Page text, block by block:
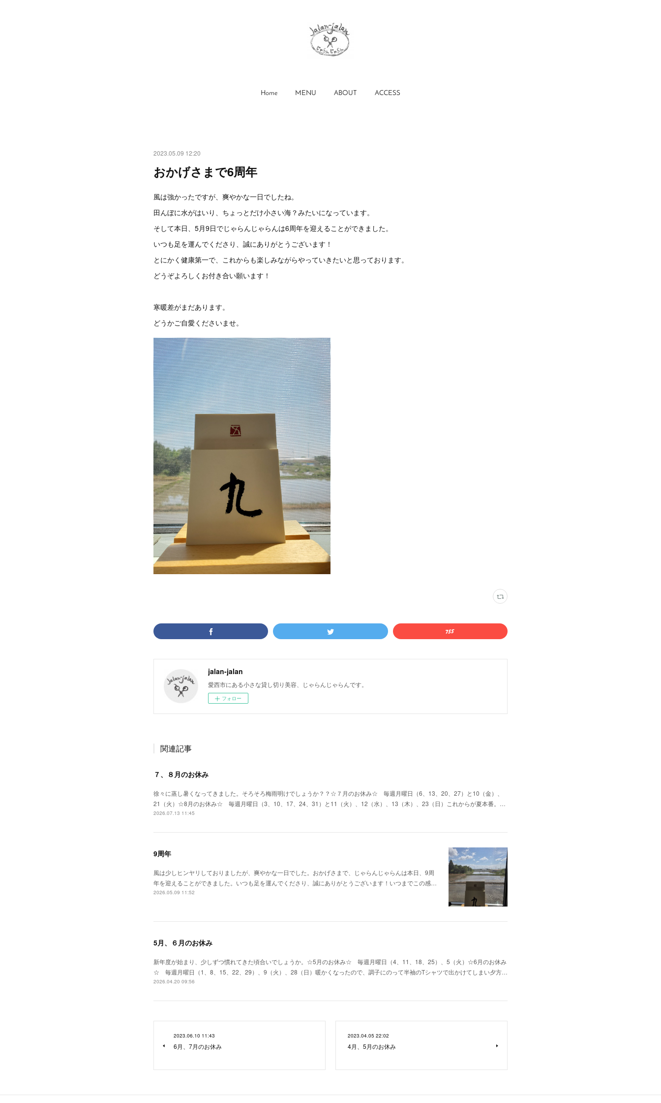
Home MENU ABOUT ACCESS
2023.05.09 12:20
おかげさまで6周年
風は強かったですが、爽やかな一日でしたね。
田んぼに水がはいり、ちょっとだけ小さい海？みたいになっています。
そして本日、5月9日でじゃらんじゃらんは6周年を迎えることができました。
いつも足を運んでくださり、誠にありがとうございます！
とにかく健康第一で、これからも楽しみながらやっていきたいと思っております。
どうぞよろしくお付き合い願います！
寒暖差がまだあります。
どうかご自愛くださいませ。
jalan-jalan
愛西市にある小さな貸し切り美容、じゃらんじゃらんです。
フォロー
関連記事
７、８月のお休み
徐々に蒸し暑くなってきました。そろそろ梅雨明けでしょうか？？☆７月のお休み☆ 毎週月曜日（6、13、20、27）と10（金）、
21（火）☆8月のお休み☆ 毎週月曜日（3、10、17、24、31）と11（火）、12（水）、13（木）、23（日）これからが夏本番。…
2026.07.13 11:45
9周年
風は少しヒンヤリしておりましたが、爽やかな一日でした。おかげさまで、じゃらんじゃらんは本日、9周
年を迎えることができました。いつも足を運んでくださり、誠にありがとうございます！いつまでこの感…
2026.05.09 11:52
5月、６月のお休み
新年度が始まり、少しずつ慣れてきた頃合いでしょうか。☆5月のお休み☆ 毎週月曜日（4、11、18、25）、5（火）☆6月のお休み
☆ 毎週月曜日（1、8、15、22、29）、9（火）、28（日）暖かくなったので、調子にのって半袖のTシャツで出かけてしまい夕方…
2026.04.20 09:56
2023.06.10 11:43
6月、7月のお休み
2023.04.05 22:02
4月、5月のお休み